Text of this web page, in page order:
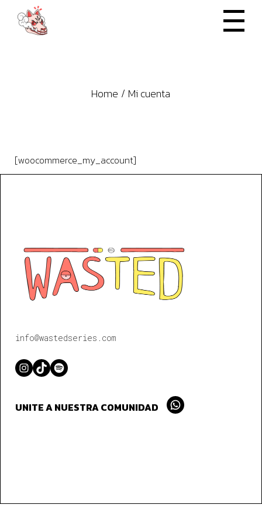
content
Home Mi cuenta
[woocommerce_my_account]
info@wastedseries.com
Instagram
TikTokSpotify
UNITE A NUESTRA COMUNIDAD Whatsapp